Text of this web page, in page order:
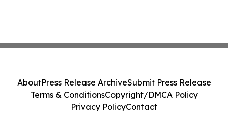
AboutPress Release ArchiveSubmit Press Release
Terms & ConditionsCopyright/DMCA Policy
Privacy PolicyContact